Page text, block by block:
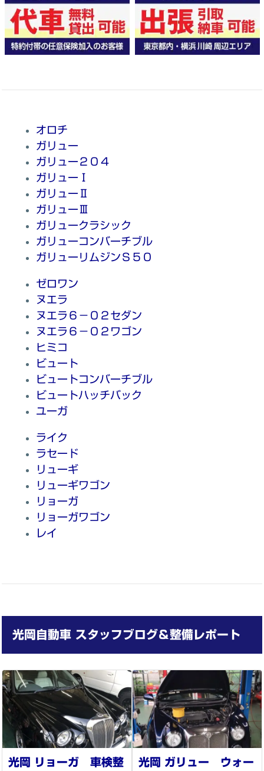
オロチ
ガリュー
ガリュー２０４
ガリューⅠ
ガリューⅡ
ガリューⅢ
ガリュークラシック
ガリューコンバーチブル
ガリューリムジンＳ５０
ゼロワン
ヌエラ
ヌエラ６－０２セダン
ヌエラ６－０２ワゴン
ヒミコ
ビュート
ビュートコンバーチブル
ビュートハッチバック
ユーガ
ライク
ラセード
リューギ
リューギワゴン
リョーガ
リョーガワゴン
レイ
光岡自動車 スタッフブログ ＆整備レポート
光岡 リョーガ 車検整 光岡 ガリュー ウォー